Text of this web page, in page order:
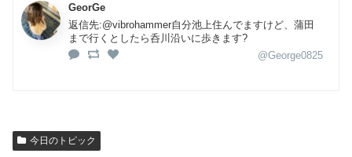
GeorGe
返信先:@vibrohammer自分池上住んでますけど、蒲田
まで行くとしたら呑川沿いに歩きます?
@George0825
今日のトピック